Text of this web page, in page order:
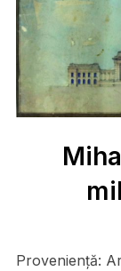
Proveniență: